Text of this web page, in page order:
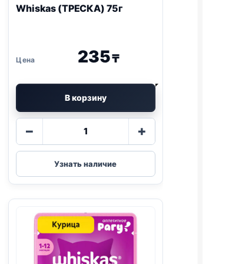
Whiskas (ТРЕСКА) 75г
235₸
В корзину
−
товара
Whiskas
(ТРЕСКА)
+
Узнать наличие